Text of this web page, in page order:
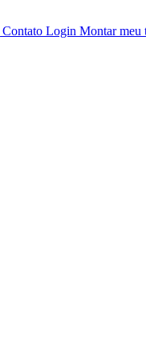
Contato Login Montar meu